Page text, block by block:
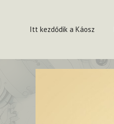
tartalombaItt kezdődik a Káosz